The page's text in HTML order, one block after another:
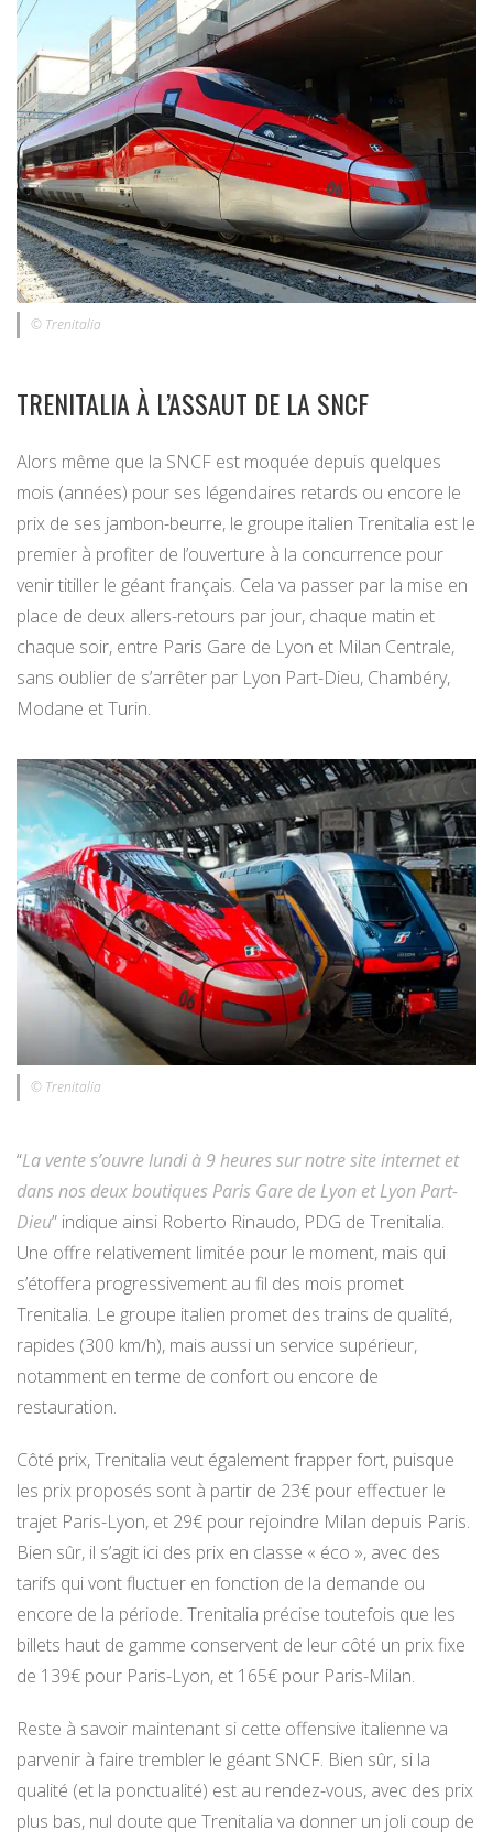
© Trenitalia
TRENITALIA À L’ASSAUT DE LA SNCF
Alors même que la SNCF est moquée depuis quelques
mois (années) pour ses légendaires retards ou encore le
prix de ses jambon-beurre, le groupe italien Trenitalia est le
premier à profiter de l’ouverture à la concurrence pour
venir titiller le géant français. Cela va passer par la mise en
place de deux allers-retours par jour, chaque matin et
chaque soir, entre Paris Gare de Lyon et Milan Centrale,
sans oublier de s’arrêter par Lyon Part-Dieu, Chambéry,
Modane et Turin.
© Trenitalia
“La vente s’ouvre lundi à 9 heures sur notre site internet et
dans nos deux boutiques Paris Gare de Lyon et Lyon Part-
Dieu” indique ainsi Roberto Rinaudo, PDG de Trenitalia.
Une offre relativement limitée pour le moment, mais qui
s’étoffera progressivement au fil des mois promet
Trenitalia. Le groupe italien promet des trains de qualité,
rapides (300 km/h), mais aussi un service supérieur,
notamment en terme de confort ou encore de
restauration.
Côté prix, Trenitalia veut également frapper fort, puisque
les prix proposés sont à partir de 23€ pour effectuer le
trajet Paris-Lyon, et 29€ pour rejoindre Milan depuis Paris.
Bien sûr, il s’agit ici des prix en classe « éco », avec des
tarifs qui vont fluctuer en fonction de la demande ou
encore de la période. Trenitalia précise toutefois que les
billets haut de gamme conservent de leur côté un prix fixe
de 139€ pour Paris-Lyon, et 165€ pour Paris-Milan.
Reste à savoir maintenant si cette offensive italienne va
parvenir à faire trembler le géant SNCF. Bien sûr, si la
qualité (et la ponctualité) est au rendez-vous, avec des prix
plus bas, nul doute que Trenitalia va donner un joli coup de